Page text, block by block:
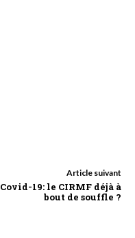
Article suivant
Covid-19: le CIRMF déjà à
bout de souffle ?